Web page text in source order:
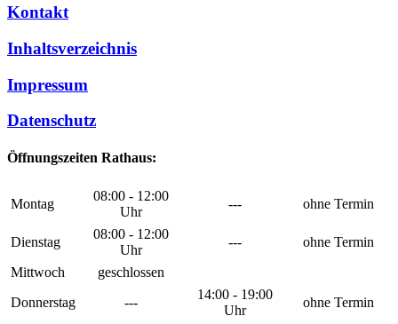
Kontakt
Inhaltsverzeichnis
Impressum
Datenschutz
Öffnungszeiten Rathaus:
Montag
08:00 - 12:00
Uhr
--- ohne Termin
Dienstag
08:00 - 12:00
Uhr
---
ohne Termin
Mittwoch
geschlossen
Donnerstag
---
14:00 - 19:00
Uhr
ohne Termin